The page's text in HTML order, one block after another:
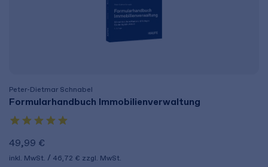
Peter-Dietmar Schnabel
Formularhandbuch Immobilienverwaltung
49,99 €
inkl. MwSt. 46,72 € zzgl. MwSt.